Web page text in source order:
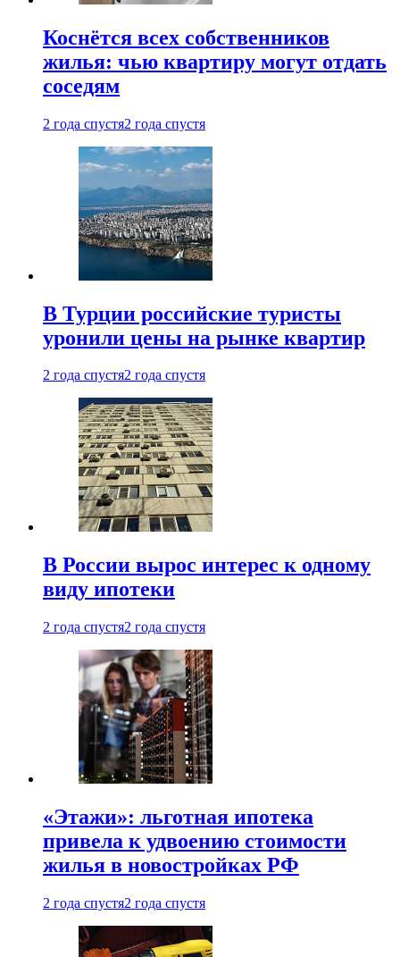
Коснётся всех собственников
жилья: чью квартиру могут отдать
соседям
2 года спустя2 года спустя
В Турции российские туристы
уронили цены на рынке квартир
2 года спустя2 года спустя
В России вырос интерес к одному
виду ипотеки
2 года спустя2 года спустя
«Этажи»: льготная ипотека
привела к удвоению стоимости
жилья в новостройках РФ
2 года спустя2 года спустя